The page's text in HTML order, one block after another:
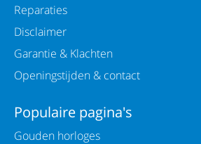
Reparaties
Disclaimer
Garantie & Klachten
Openingstijden & contact
Populaire pagina's
Gouden horloges